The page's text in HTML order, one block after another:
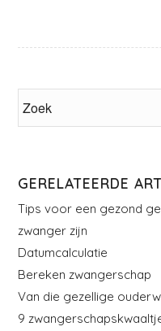
GERELATEERDE
Tips voor een gezond
zwanger zijn
Datumcalculatie
Bereken zwangerschap
Van die gezellige
9